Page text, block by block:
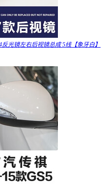
光镜左右后视镜总成 5线【象牙白】